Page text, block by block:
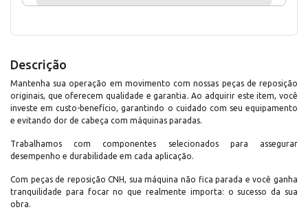
Descrição
Mantenha sua operação em movimento com nossas peças de reposição
originais, que oferecem qualidade e garantia. Ao adquirir este item, você
investe em custo-benefício, garantindo o cuidado com seu equipamento
e evitando dor de cabeça com máquinas paradas.
Trabalhamos com componentes selecionados para assegurar
desempenho e durabilidade em cada aplicação.
Com peças de reposição CNH, sua máquina não fica parada e você ganha
tranquilidade para focar no que realmente importa: o sucesso da sua
obra.